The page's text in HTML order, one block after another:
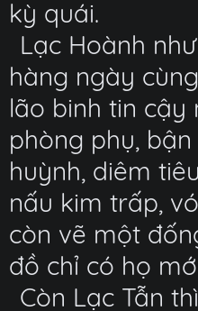
kỳ quái.
Lạc Hoành
hàng ngày
lão binh tin cậy
phòng phụ,
huỳnh, diêm
nấu kim trấp,
còn vẽ một
đồ chỉ có họ
Còn Lạc Tẫn